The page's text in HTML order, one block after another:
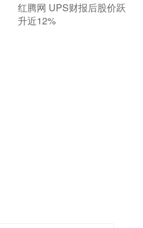
​红腾网 UPS财报后股价跃
升近12%